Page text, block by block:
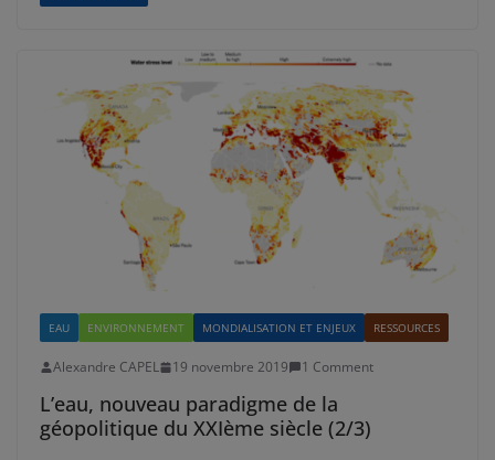
EAU ENVIRONNEMENT MONDIALISATION ET ENJEUX RESSOURCES
Alexandre CAPEL 19 novembre 2019 1 Comment
L’eau, nouveau paradigme de la
géopolitique du XXIème siècle (2/3)